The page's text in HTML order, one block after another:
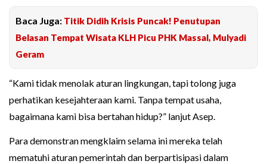
Baca Juga: Titik Didih Krisis Puncak! Penutupan
Belasan Tempat Wisata KLH Picu PHK Massal, Mulyadi
Geram
“Kami tidak menolak aturan lingkungan, tapi tolong juga
perhatikan kesejahteraan kami. Tanpa tempat usaha,
bagaimana kami bisa bertahan hidup?” lanjut Asep.
Para demonstran mengklaim selama ini mereka telah
mematuhi aturan pemerintah dan berpartisipasi dalam